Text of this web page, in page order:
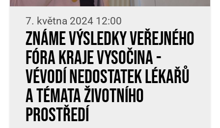
7. května 2024 12:00
Známe výsledky Veřejného
fóra Kraje Vysočina -
vévodí nedostatek lékařů
a témata životního
prostředí